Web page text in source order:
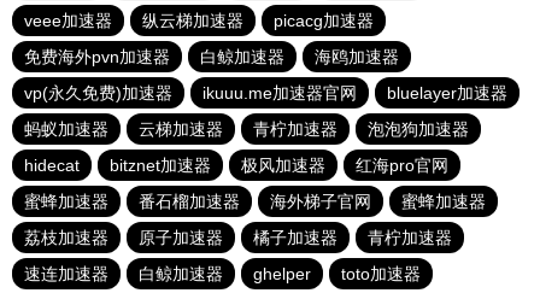
veee加速器
纵云梯加速器
picacg加速器
免费海外pvn加速器
白鲸加速器
海鸥加速器
vp(永久免费)加速器
ikuuu.me加速器官网
bluelayer加速器
蚂蚁加速器
云梯加速器 青柠加速器
泡泡狗加速器
hidecat
bitznet加速器 极风加速器
红海pro官网
蜜蜂加速器
番石榴加速器 海外梯子官网
蜜蜂加速器
荔枝加速器
原子加速器 橘子加速器
青柠加速器
速连加速器
白鲸加速器 ghelper toto加速器